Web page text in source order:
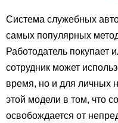
Система служебных
самых популярных
Работодатель покупает
сотрудник может
время, но и для личных
этой модели в том, что
освобождается от